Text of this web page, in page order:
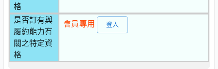
格
是否訂有與
履約能力有
關之特定資
格
會員專用 登入